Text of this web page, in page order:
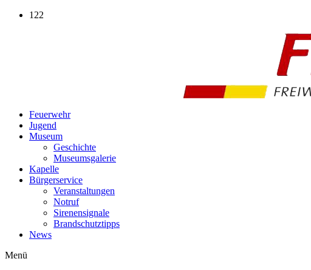
Zum
122
Feuerwehr
Jugend
Museum
Geschichte
Museumsgalerie
Kapelle
Bürgerservice
Veranstaltungen
Notruf
Sirenensignale
Brandschutztipps
News
Menü